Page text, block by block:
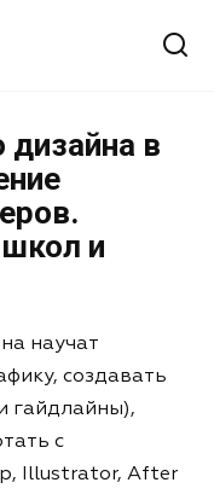
дизайна в
и
научат
создавать
гайдлайны),
с
Illustrator, After